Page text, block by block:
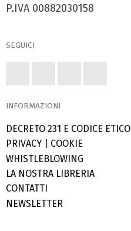
P.IVA 00882030158
SEGUICI
INFORMAZIONI
DECRETO 231 E CODICE ETICO
PRIVACY
COOKIE
WHISTLEBLOWING
LA NOSTRA LIBRERIA
CONTATTI
NEWSLETTER